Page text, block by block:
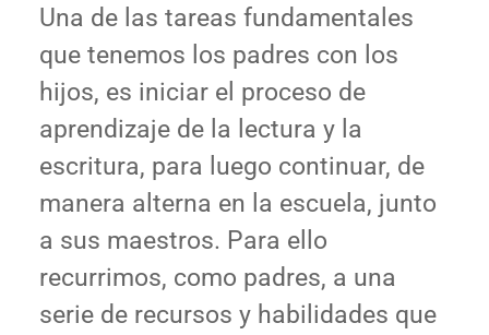
Una de las tareas fundamentales
que tenemos los padres con los
hijos, es iniciar el proceso de
aprendizaje de la lectura y la
escritura, para luego continuar, de
manera alterna en la escuela, junto
a sus maestros. Para ello
recurrimos, como padres, a una
serie de recursos y habilidades que